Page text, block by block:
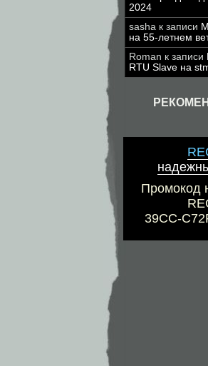
2024
sasha к записи
на 55-летнем
Roman к записи
RTU Slave на
Промокод
39CC-